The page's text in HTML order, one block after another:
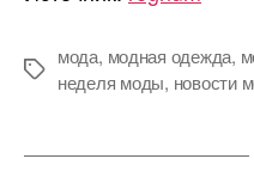
Метки
мода, модная одежда,
неделя моды, новости